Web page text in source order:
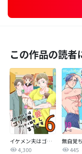
この作品の読者
イケメン夫はゴリラ妻とプリティ娘を愛しすぎてる【同人版】
4,300
445